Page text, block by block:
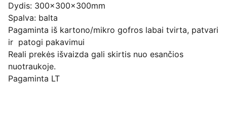
Dydis: 300x300x300mm
Spalva: balta
Pagaminta iš kartono/mikro gofros labai tvirta, patvari
ir patogi pakavimui
Reali prekės išvaizda gali skirtis nuo esančios
nuotraukoje.
Pagaminta LT